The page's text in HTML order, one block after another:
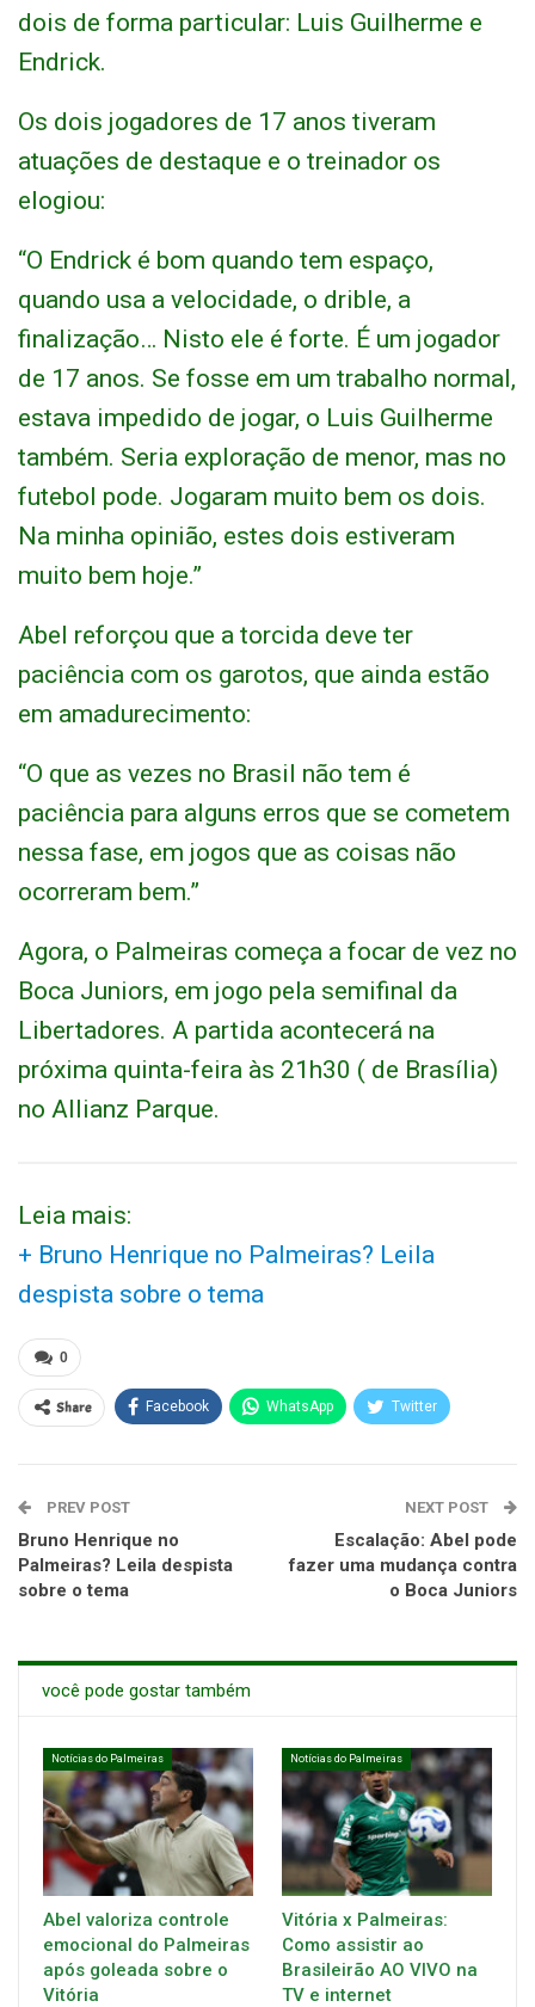
dois de forma particular: Luis Guilherme e
Endrick.
Os dois jogadores de 17 anos tiveram
atuações de destaque e o treinador os
elogiou:
“O Endrick é bom quando tem espaço,
quando usa a velocidade, o drible, a
finalização… Nisto ele é forte. É um jogador
de 17 anos. Se fosse em um trabalho normal,
estava impedido de jogar, o Luis Guilherme
também. Seria exploração de menor, mas no
futebol pode. Jogaram muito bem os dois.
Na minha opinião, estes dois estiveram
muito bem hoje.”
Abel reforçou que a torcida deve ter
paciência com os garotos, que ainda estão
em amadurecimento:
“O que as vezes no Brasil não tem é
paciência para alguns erros que se cometem
nessa fase, em jogos que as coisas não
ocorreram bem.”
Agora, o Palmeiras começa a focar de vez no
Boca Juniors, em jogo pela semifinal da
Libertadores. A partida acontecerá na
próxima quinta-feira às 21h30 ( de Brasília)
no Allianz Parque.
Leia mais:
+ Bruno Henrique no Palmeiras? Leila
despista sobre o tema
0
Share Facebook WhatsApp Twitter
PREV POST
Bruno Henrique no
Palmeiras? Leila despista
sobre o tema
NEXT POST
Escalação: Abel pode
fazer uma mudança contra
o Boca Juniors
você pode gostar também
Notícias do Palmeiras
Abel valoriza controle
emocional do Palmeiras
após goleada sobre o
Vitória
Notícias do Palmeiras
Vitória x Palmeiras:
Como assistir ao
Brasileirão AO VIVO na
TV e internet